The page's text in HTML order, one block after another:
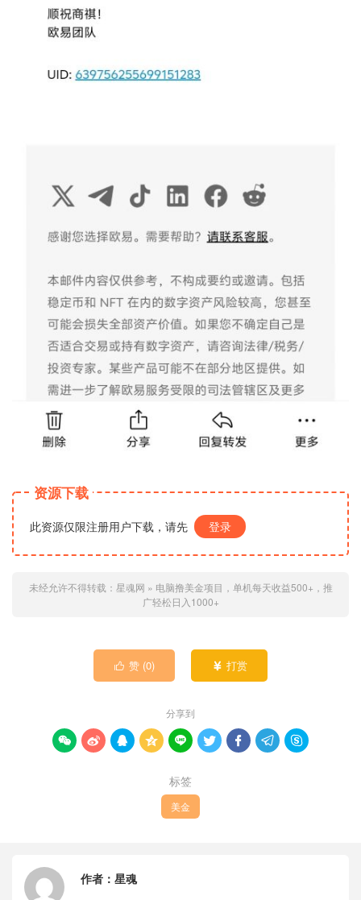
资源下载
此资源仅限注册用户下载，请先 登录
未经允许不得转载： 星魂网 » 电脑撸美金项目，单机每天收益500+，推
广轻松日入1000+
 赞 (0)  打赏
分享到
        
标签
美金
作者： 星魂